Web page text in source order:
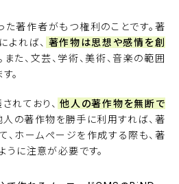
た著作者がもつ権利のことです。著
れば、 著作物は思想や感情を創
また、文芸、学術、美術、音楽の範囲
。
れており、 他人の著作物を無断で
人の著作物を勝手に利用すれば、著
、ホームページを作成する際も、著
に注意が必要です。